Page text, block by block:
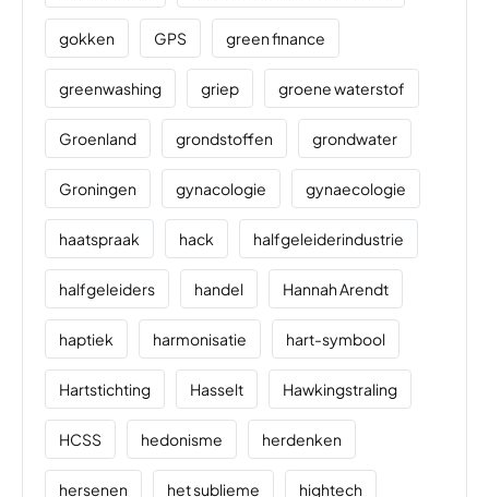
gokken GPS green finance
greenwashing griep groene waterstof
Groenland grondstoffen grondwater
Groningen gynacologie gynaecologie
haatspraak hack halfgeleiderindustrie
halfgeleiders handel Hannah Arendt
haptiek harmonisatie hart-symbool
Hartstichting Hasselt Hawkingstraling
HCSS hedonisme herdenken
hersenen het sublieme hightech